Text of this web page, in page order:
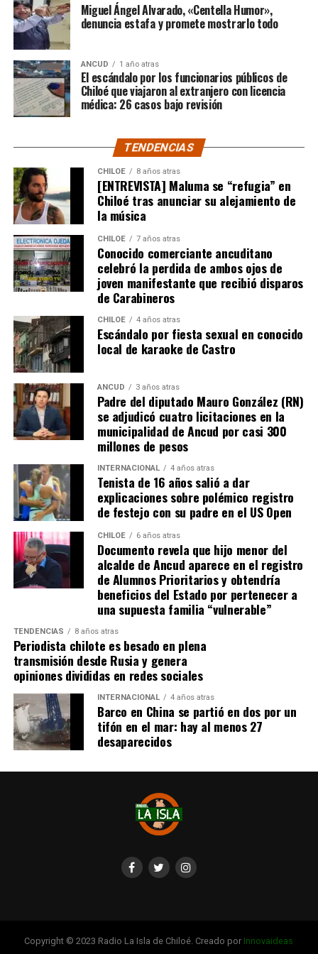
Miguel Ángel Alvarado, «Centella Humor»,
denuncia estafa y promete mostrarlo todo
ANCUD 1 año atras
El escándalo por los funcionarios públicos de
Chiloé que viajaron al extranjero con licencia
médica: 26 casos bajo revisión
TENDENCIAS
CHILOE 8 años atras
[ENTREVISTA] Maluma se “refugia” en
Chiloé tras anunciar su alejamiento de
la música
CHILOE 7 años atras
Conocido comerciante ancuditano
celebró la perdida de ambos ojos de
joven manifestante que recibió disparos
de Carabineros
CHILOE 4 años atras
Escándalo por fiesta sexual en conocido
local de karaoke de Castro
ANCUD 3 años atras
Padre del diputado Mauro González (RN)
se adjudicó cuatro licitaciones en la
municipalidad de Ancud por casi 300
millones de pesos
INTERNACIONAL 4 años atras
Tenista de 16 años salió a dar
explicaciones sobre polémico registro
de festejo con su padre en el US Open
CHILOE 6 años atras
Documento revela que hijo menor del
alcalde de Ancud aparece en el registro
de Alumnos Prioritarios y obtendría
beneficios del Estado por pertenecer a
una supuesta familia “vulnerable”
TENDENCIAS 8 años atras
Periodista chilote es besado en plena
transmisión desde Rusia y genera
opiniones divididas en redes sociales
INTERNACIONAL 4 años atras
Barco en China se partió en dos por un
tifón en el mar: hay al menos 27
desaparecidos
Copyright © 2023 Radio La Isla de Chiloé. Creado por Innovaideas